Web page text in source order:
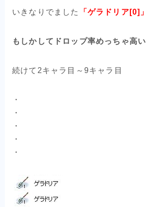
いきなりでました 「ゲラドリア[0]
もしかしてドロップ率めっちゃ高
続けて2キャラ目～9キャラ目
・
・
・
・
・